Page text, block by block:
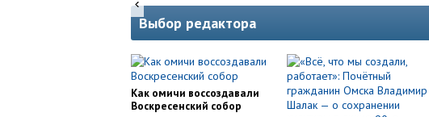
Выбор редактора
Как омичи воссоздавали
Воскресенский собор